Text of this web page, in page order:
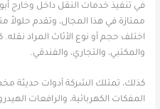
في تنفيذ خدمات النقل داخل وخارج
ممتازة في هذا المجال، وتقدم حلولاً
اختلف حجم أو نوع الأثاث المراد
والمكتبي، والتجاري، والفندقي.
كذلك، تمتلك الشركة أدوات حديثة
المفكات الكهربائية، والرافعات